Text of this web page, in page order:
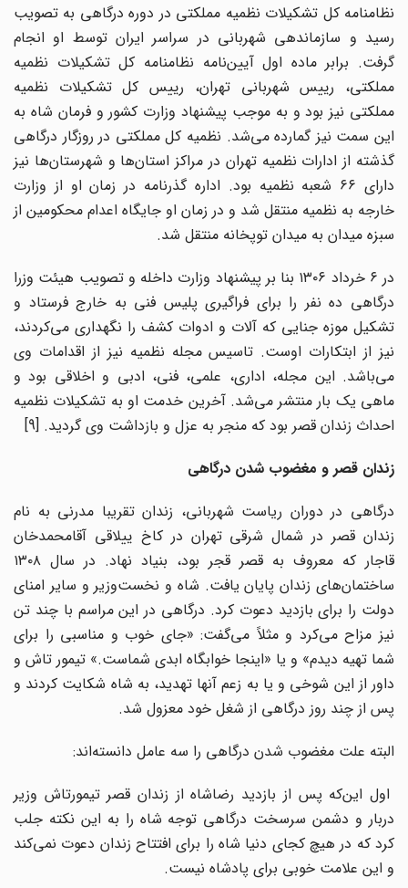
نظامنامه کل تشکیلات نظمیه مملکتی در دوره درگاهی به تصویب
رسید و سازماندهی شهربانی در سراسر ایران توسط او انجام
گرفت. برابر ماده اول آیین‌نامه نظامنامه کل تشکیلات نظمیه
مملکتی، رییس شهربانی تهران، رییس کل تشکیلات نظمیه
مملکتی نیز بود و به موجب پیشنهاد وزارت کشور و فرمان شاه به
این سمت نیز گمارده می‌شد. نظمیه کل مملکتی در روزگار درگاهی
گذشته از ادارات نظمیه تهران در مراکز استان‌ها و شهرستان‌ها نیز
دارای ۶۶ شعبه نظمیه بود. اداره گذرنامه در زمان او از وزارت
خارجه به نظمیه منتقل شد و در زمان او جایگاه اعدام محکومین از
سبزه میدان به میدان توپخانه منتقل شد.
در ۶ خرداد ۱۳۰۶ بنا بر پیشنهاد وزارت داخله و تصویب هیئت وزرا
درگاهی ده نفر را برای فراگیری پلیس فنی به خارج فرستاد و
تشکیل موزه جنایی که آلات و ادوات کشف را نگهداری می‌کردند،
نیز از ابتکارات اوست. تاسیس مجله نظمیه نیز از اقدامات وی
می‌باشد. این مجله، اداری، علمی، فنی، ادبی و اخلاقی بود و
ماهی یک بار منتشر می‌شد. آخرین خدمت او به تشکیلات نظمیه
احداث زندان قصر بود که منجر به عزل و بازداشت وی گردید. [9]
زندان قصر و مغضوب شدن درگاهی
درگاهی در دوران ریاست شهربانی، زندان تقریبا مدرنی به نام
زندان قصر در شمال شرقی تهران در کاخ ییلاقی آقامحمدخان
قاجار که معروف به قصر قجر بود، بنیاد نهاد. در سال ۱۳۰۸
ساختمان‌های زندان پایان یافت. شاه و نخست‌وزیر و سایر امنای
دولت را برای بازدید دعوت کرد. درگاهی در این مراسم با چند تن
نیز مزاح می‌کرد و مثلاً می‌گفت: «جای خوب و مناسبی را برای
شما تهیه دیدم» و یا «اینجا خوابگاه ابدی شماست.» تیمور تاش و
داور از این شوخی و یا به زعم آنها تهدید، به شاه شکایت کردند و
پس از چند روز درگاهی از شغل خود معزول شد.
البته علت مغضوب شدن درگاهی را سه عامل دانسته‌اند:
اول این‌که پس از بازدید رضاشاه از زندان قصر تیمورتاش وزیر
دربار و دشمن سرسخت درگاهی توجه شاه را به این نکته جلب
کرد که در هیچ کجای دنیا شاه را برای افتتاح زندان دعوت نمی‌کند
و این علامت خوبی برای پادشاه نیست.